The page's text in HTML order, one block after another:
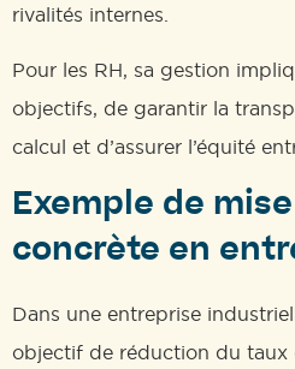
rivalités internes.
Pour les RH, sa gestion
objectifs, de garantir la
calcul et d’assurer l’équité
Exemple de
concrète en
Dans une entreprise
objectif de réduction du